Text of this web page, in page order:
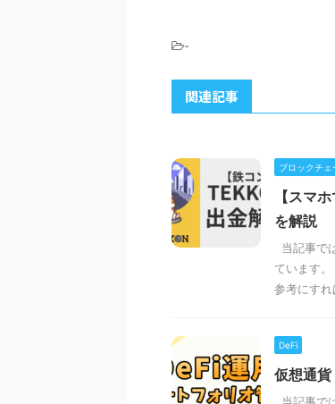
-
関連記事
ブロックチェ
【スマ
を解説
当記事で
ています
参考にす
DeFi
仮想通